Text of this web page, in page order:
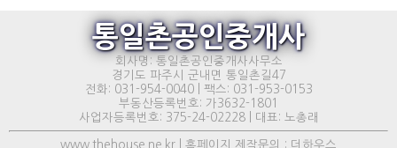
통일촌공인중개사
회사명: 통일촌공인중개사사무소
경기도 파주시 군내면 통일촌길47
전화: 031-954-0040 | 팩스: 031-953-0153
부동산등록번호: 가3632-1801
사업자등록번호: 375-24-02228 | 대표: 노총래
www.thehouse.ne.kr | 홈페이지 제작문의 : 더하우스